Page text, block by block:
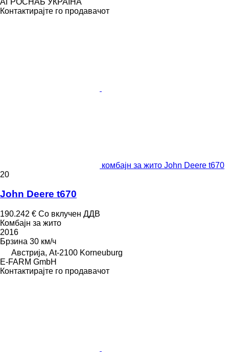
Контактирајте го продавачот
комбајн за жито John Deere t670
20
John Deere t670
190.242 € Со вклучен ДДВ
Комбајн за жито
2016
Брзина 30 км/ч
Австрија, At-2100 Korneuburg
E-FARM GmbH
Контактирајте го продавачот